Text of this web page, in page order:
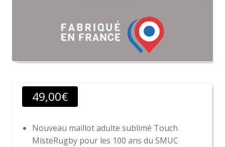
49,00€
Nouveau maillot adulte sublimé Touch
MisteRugby pour les 100 ans du SMUC